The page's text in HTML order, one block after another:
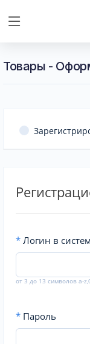
Товары -
* Логин в
от 3 до 13 символов a-
* Пароль